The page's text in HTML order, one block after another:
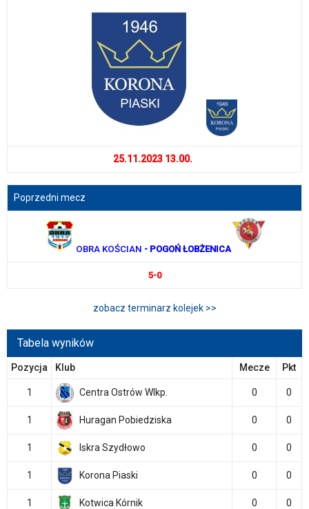
25.11.2023 13.00.
Poprzedni mecz
OBRA KOŚCIAN - POGOŃ ŁOBŻENICA
5-0
zobacz terminarz kolejek >>
Tabela wyników
Pozycja Klub Mecze Pkt
1 Centra Ostrów Wlkp. 0 0
1 Huragan Pobiedziska 0 0
1 Iskra Szydłowo 0 0
1 Korona Piaski 0 0
1 Kotwica Kórnik 0 0